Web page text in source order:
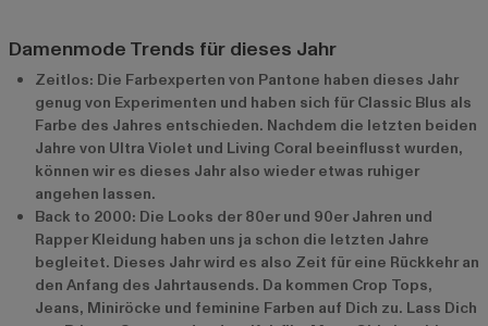
Damenmode Trends für dieses Jahr
Zeitlos: Die Farbexperten von Pantone haben dieses Jahr
genug von Experimenten und haben sich für Classic Blus als
Farbe des Jahres entschieden. Nachdem die letzten beiden
Jahre von Ultra Violet und Living Coral beeinflusst wurden,
können wir es dieses Jahr also wieder etwas ruhiger
angehen lassen.
Back to 2000: Die Looks der 80er und 90er Jahren und
Rapper Kleidung haben uns ja schon die letzten Jahre
begleitet. Dieses Jahr wird es also Zeit für eine Rückkehr an
den Anfang des Jahrtausends. Da kommen Crop Tops,
Jeans, Miniröcke und feminine Farben auf Dich zu. Lass Dich